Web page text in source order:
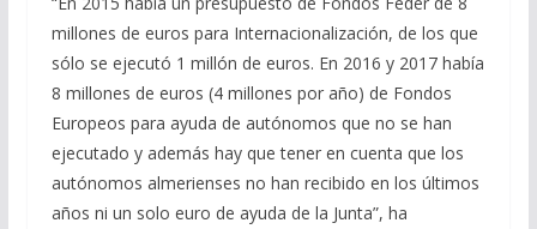
millones de euros para Internacionalización, de los que
sólo se ejecutó 1 millón de euros. En 2016 y 2017 había
8 millones de euros (4 millones por año) de Fondos
Europeos para ayuda de autónomos que no se han
ejecutado y además hay que tener en cuenta que los
autónomos almerienses no han recibido en los últimos
años ni un solo euro de ayuda de la Junta”, ha